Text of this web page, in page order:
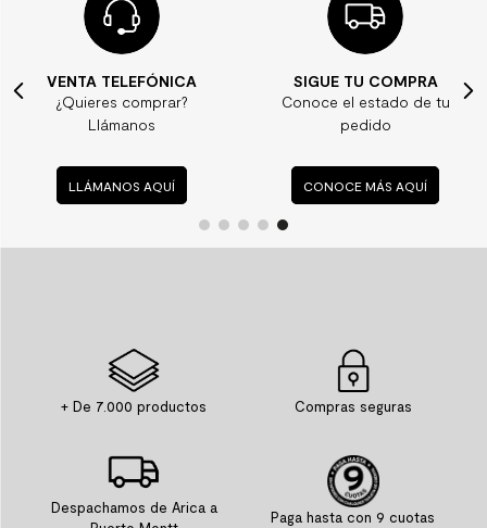
VENTA TELEFÓNICA
¿Quieres comprar?
Llámanos
LLÁMANOS AQUÍ
SIGUE TU COMPRA
Conoce el estado de tu
pedido
CONOCE MÁS AQUÍ
+ De 7.000 productos Compras seguras
Despachamos de Arica a
Paga hasta con 9 cuotas